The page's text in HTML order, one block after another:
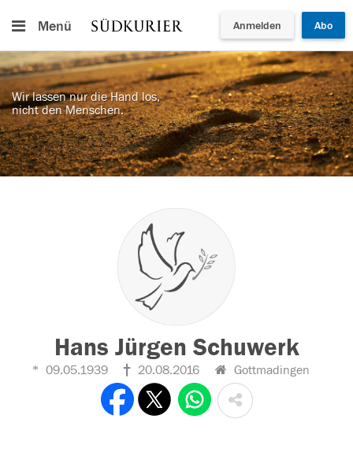
Menü Anmelden Abo
Wir lassen nur die Hand los,
nicht den Menschen.
Hans Jürgen Schuwerk
09.05.1939 20.08.2016 Gottmadingen